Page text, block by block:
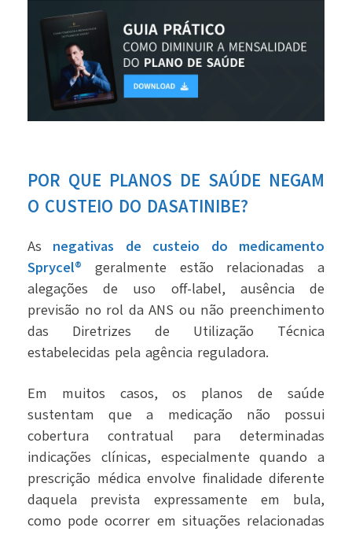
POR QUE PLANOS DE SAÚDE NEGAM
O CUSTEIO DO DASATINIBE?
As negativas de custeio do medicamento
Sprycel® geralmente estão relacionadas a
alegações de uso off-label, ausência de
previsão no rol da ANS ou não preenchimento
das Diretrizes de Utilização Técnica
estabelecidas pela agência reguladora.
Em muitos casos, os planos de saúde
sustentam que a medicação não possui
cobertura contratual para determinadas
indicações clínicas, especialmente quando a
prescrição médica envolve finalidade diferente
daquela prevista expressamente em bula,
como pode ocorrer em situações relacionadas